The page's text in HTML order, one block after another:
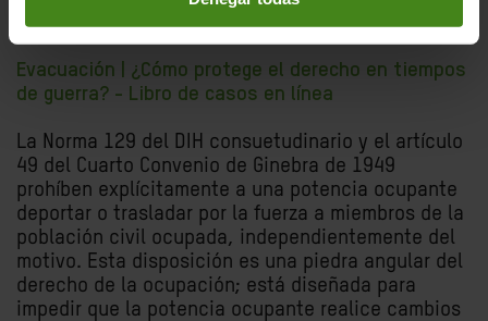
deseen reubicarse.
Evacuación | ¿Cómo protege el derecho en tiempos
de guerra? - Libro de casos en línea
La Norma 129 del DIH consuetudinario y el artículo
49 del Cuarto Convenio de Ginebra de 1949
prohíben explícitamente a una potencia ocupante
deportar o trasladar por la fuerza a miembros de la
población civil ocupada, independientemente del
motivo. Esta disposición es una piedra angular del
derecho de la ocupación; está diseñada para
impedir que la potencia ocupante realice cambios